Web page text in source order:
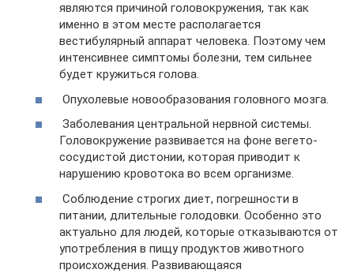
являются причиной головокружения, так как
именно в этом месте располагается
вестибулярный аппарат человека. Поэтому чем
интенсивнее симптомы болезни, тем сильнее
будет кружиться голова.
Опухолевые новообразования головного мозга.
Заболевания центральной нервной системы.
Головокружение развивается на фоне вегето-
сосудистой дистонии, которая приводит к
нарушению кровотока во всем организме.
Соблюдение строгих диет, погрешности в
питании, длительные голодовки. Особенно это
актуально для людей, которые отказываются от
употребления в пищу продуктов животного
происхождения. Развивающаяся